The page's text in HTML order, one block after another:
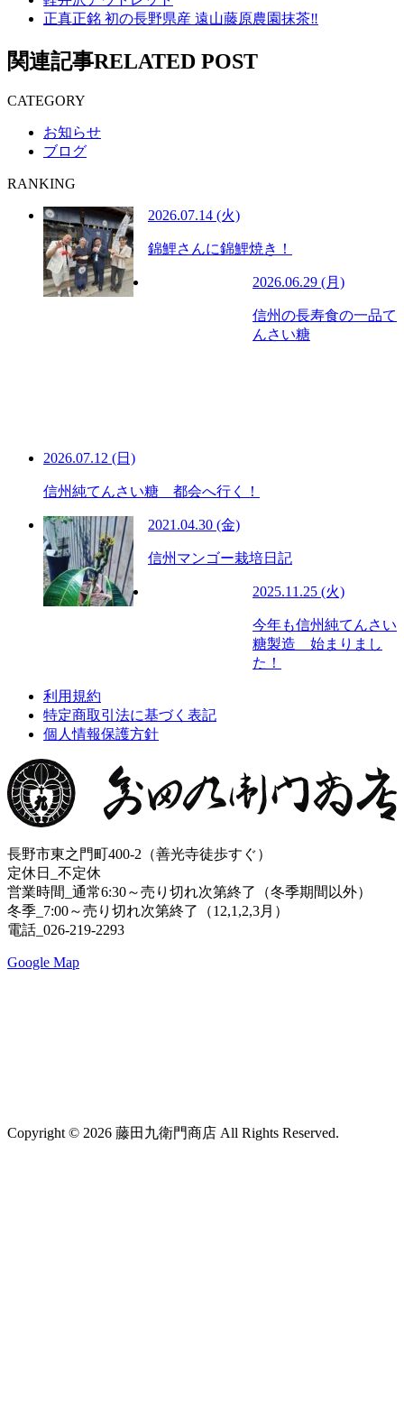
正真正銘 初の長野県産 遠山藤原農園抹茶‼
関連記事RELATED POST
CATEGORY
お知らせ
ブログ
RANKING
2026.07.14 (火)
錦鯉さんに錦鯉焼き！
2026.06.29 (月)
信州の長寿食の一品て
んさい糖
2026.07.12 (日)
信州純てんさい糖 都会へ行く！
2021.04.30 (金)
信州マンゴー栽培日記
2025.11.25 (火)
今年も信州純てんさい
糖製造 始まりまし
た！
利用規約
特定商取引法に基づく表記
個人情報保護方針
長野市東之門町400-2（善光寺徒歩すぐ）
定休日_不定休
営業時間_通常6:30～売り切れ次第終了（冬季期間以外）
冬季_7:00～売り切れ次第終了（12,1,2,3月）
電話_026-219-2293
Google Map
Copyright © 2026 藤田九衛門商店 All Rights Reserved.